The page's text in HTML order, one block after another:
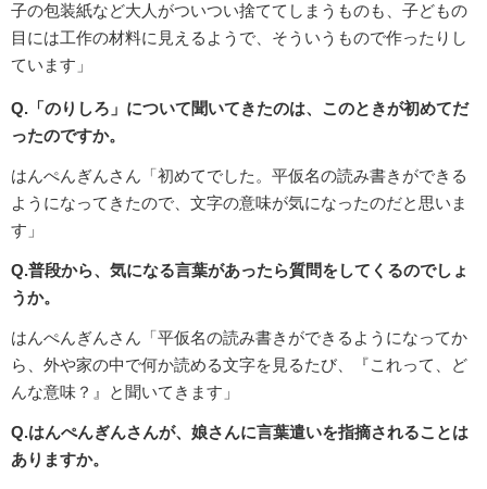
子の包装紙など大人がついつい捨ててしまうものも、子どもの
目には工作の材料に見えるようで、そういうもので作ったりし
ています」
Q.「のりしろ」について聞いてきたのは、このときが初めてだ
ったのですか。
はんぺんぎんさん「初めてでした。平仮名の読み書きができる
ようになってきたので、文字の意味が気になったのだと思いま
す」
Q.普段から、気になる言葉があったら質問をしてくるのでしょ
うか。
はんぺんぎんさん「平仮名の読み書きができるようになってか
ら、外や家の中で何か読める文字を見るたび、『これって、ど
んな意味？』と聞いてきます」
Q.はんぺんぎんさんが、娘さんに言葉遣いを指摘されることは
ありますか。